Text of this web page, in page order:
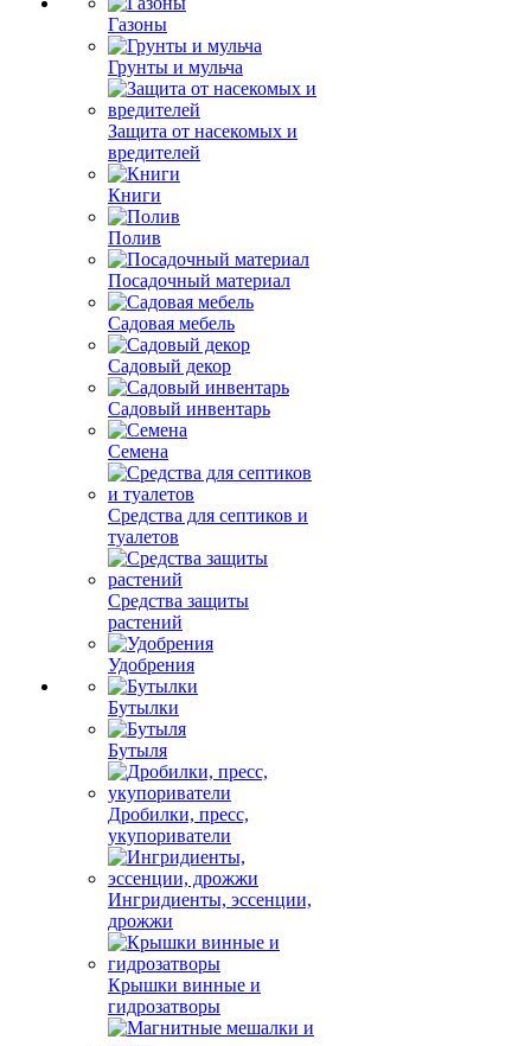
Газоны
Грунты и мульча
Защита от насекомых и
вредителей
Книги
Полив
Посадочный материал
Садовая мебель
Садовый декор
Садовый инвентарь
Семена
Средства для септиков и
туалетов
Средства защиты
растений
Удобрения
Бутылки
Бутыля
Дробилки, пресс,
укупориватели
Ингридиенты, эссенции,
дрожжи
Крышки винные и
гидрозатворы